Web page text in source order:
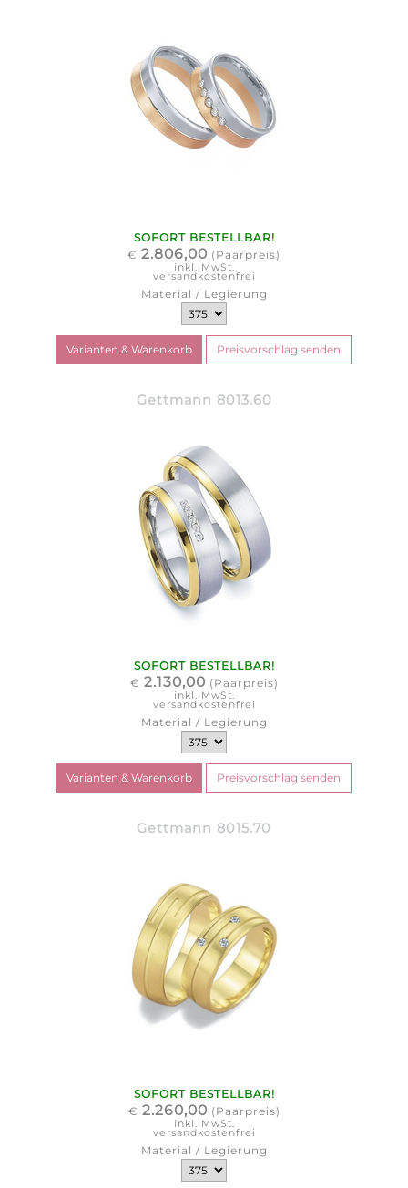
SOFORT BESTELLBAR!
€ 2.806,00 (Paarpreis)
inkl. MwSt.
versandkostenfrei
Material / Legierung
Gettmann 8013.60
SOFORT BESTELLBAR!
€ 2.130,00 (Paarpreis)
inkl. MwSt.
versandkostenfrei
Material / Legierung
Gettmann 8015.70
SOFORT BESTELLBAR!
€ 2.260,00 (Paarpreis)
inkl. MwSt.
versandkostenfrei
Material / Legierung